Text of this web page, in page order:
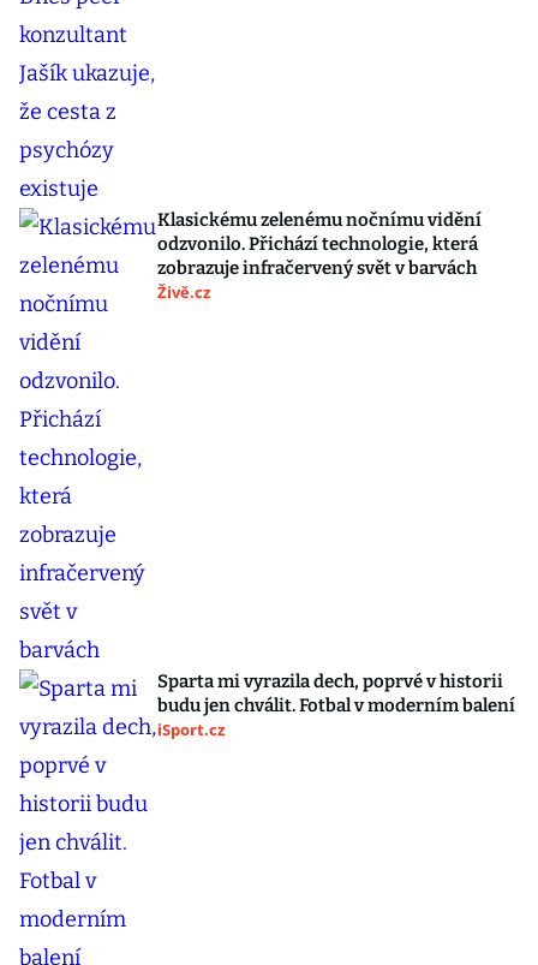
Klasickému zelenému nočnímu vidění
odzvonilo. Přichází technologie, která
zobrazuje infračervený svět v barvách
Živě.cz
Sparta mi vyrazila dech, poprvé v historii
budu jen chválit. Fotbal v moderním balení
iSport.cz